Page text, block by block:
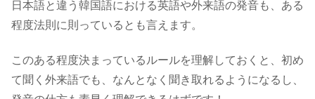
日本語と違う韓国語における英語や外来語の発音も、ある
程度法則に則っているとも言えます。
このある程度決まっているルールを理解しておくと、初め
て聞く外来語でも、なんとなく聞き取れるようになるし、